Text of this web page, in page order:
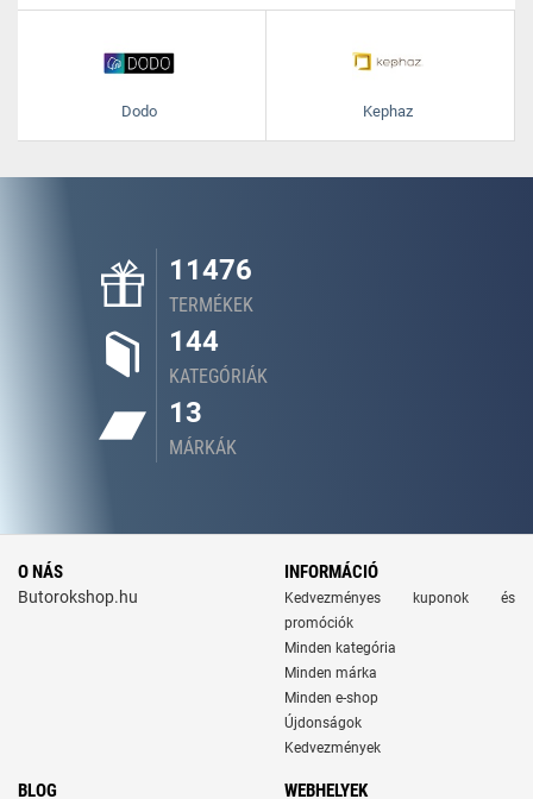
Dodo Kephaz
11476
TERMÉKEK
144
KATEGÓRIÁK
13
MÁRKÁK
O NÁS
Butorokshop.hu
INFORMÁCIÓ
Kedvezményes kuponok és
promóciók
Minden kategória
Minden márka
Minden e-shop
Újdonságok
Kedvezmények
BLOG WEBHELYEK